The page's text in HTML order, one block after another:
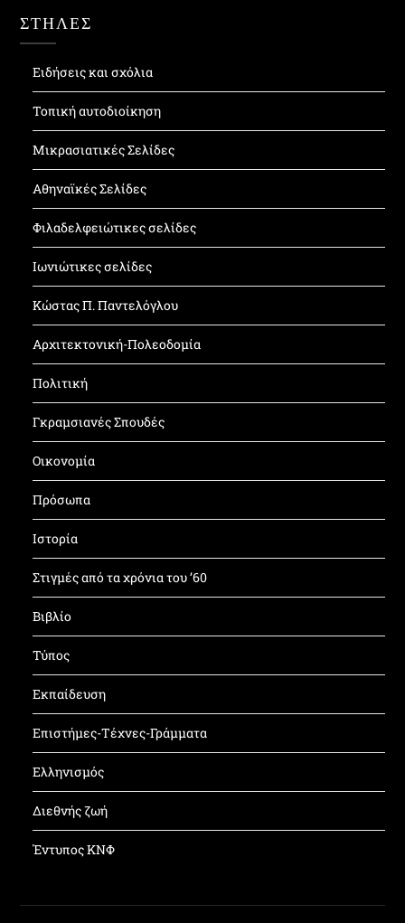
ΣΤΗΛΕΣ
Ειδήσεις και σχόλια
Τοπική αυτοδιοίκηση
Μικρασιατικές Σελίδες
Αθηναϊκές Σελίδες
Φιλαδελφειώτικες σελίδες
Ιωνιώτικες σελίδες
Κώστας Π. Παντελόγλου
Αρχιτεκτονική-Πολεοδομία
Πολιτική
Γκραμσιανές Σπουδές
Οικονομία
Πρόσωπα
Ιστορία
Στιγμές από τα χρόνια του ’60
Βιβλίο
Τύπος
Εκπαίδευση
Επιστήμες-Τέχνες-Γράμματα
Ελληνισμός
Διεθνής ζωή
Έντυπος ΚΝΦ